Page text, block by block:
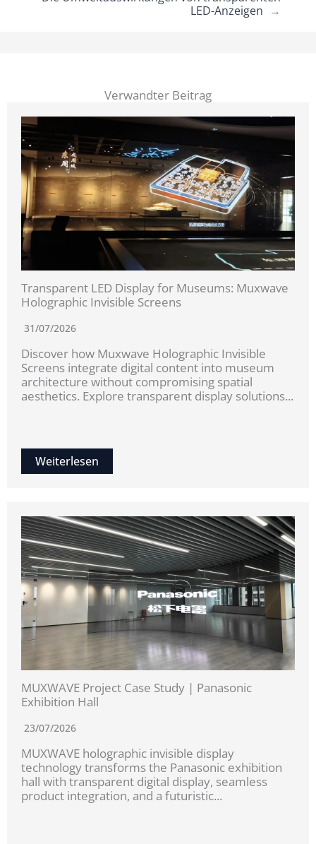
LED-Anzeigen →
Verwandter Beitrag
Transparent LED Display for Museums: Muxwave
Holographic Invisible Screens
31/07/2026
Discover how Muxwave Holographic Invisible
Screens integrate digital content into museum
architecture without compromising spatial
aesthetics. Explore transparent display solutions...
Weiterlesen
MUXWAVE Project Case Study | Panasonic
Exhibition Hall
23/07/2026
MUXWAVE holographic invisible display
technology transforms the Panasonic exhibition
hall with transparent digital display, seamless
product integration, and a futuristic...